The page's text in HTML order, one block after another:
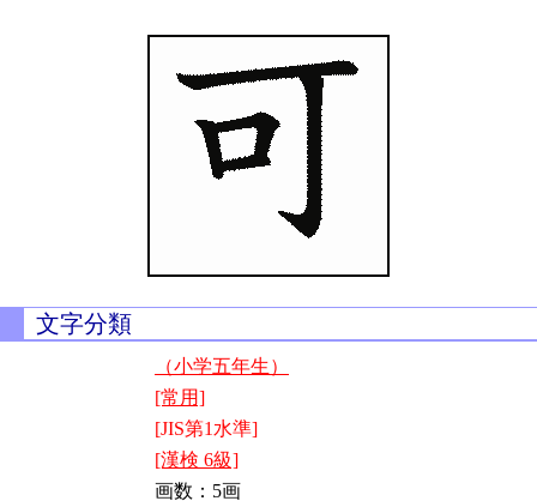
文字分類
（小学五年生）
[常用]
[JIS第1水準]
[漢検 6級]
画数：5画